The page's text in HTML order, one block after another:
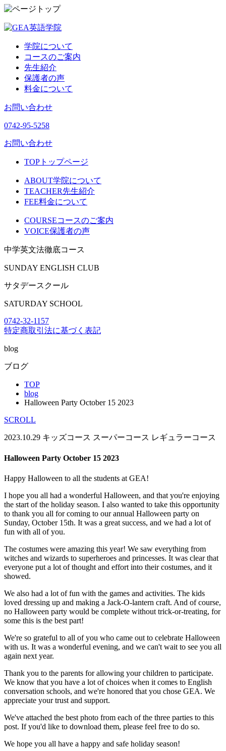
学院について
コースのご案内
先生紹介
保護者の声
料金について
お問い合わせ
0742-95-5258
お問い合わせ
TOP トップページ
ABOUT学院について
TEACHER先生紹介
FEE料金について
COURSEコースのご案内
VOICE保護者の声
中学英文法徹底コース
SUNDAY ENGLISH CLUB
サタデースクール
SATURDAY SCHOOL
0742-32-1157
特定商取引法に基づく表記
blog
ブログ
TOP
blog
Halloween Party October 15 2023
SCROLL
2023.10.29 キッズコース スーパーコース レギュラーコース
Halloween Party October 15 2023
Happy Halloween to all the students at GEA!
I hope you all had a wonderful Halloween, and that you're enjoying
the start of the holiday season. I also wanted to take this opportunity
to thank you all for coming to our annual Halloween party on
Sunday, October 15th. It was a great success, and we had a lot of
fun with all of you.
The costumes were amazing this year! We saw everything from
witches and wizards to superheroes and princesses. It was clear that
everyone put a lot of thought and effort into their costumes, and it
showed.
We also had a lot of fun with the games and activities. The kids
loved dressing up and making a Jack-O-lantern craft. And of course,
no Halloween party would be complete without trick-or-treating, for
some this is the best part!
We're so grateful to all of you who came out to celebrate Halloween
with us. It was a wonderful evening, and we can't wait to see you all
again next year.
Thank you to the parents for allowing your children to participate.
We know that you have a lot of choices when it comes to English
conversation schools, and we're honored that you chose GEA. We
appreciate your trust and support.
We've attached the best photo from each of the three parties to this
post. If you'd like to download them, please feel free to do so.
We hope you all have a happy and safe holiday season!